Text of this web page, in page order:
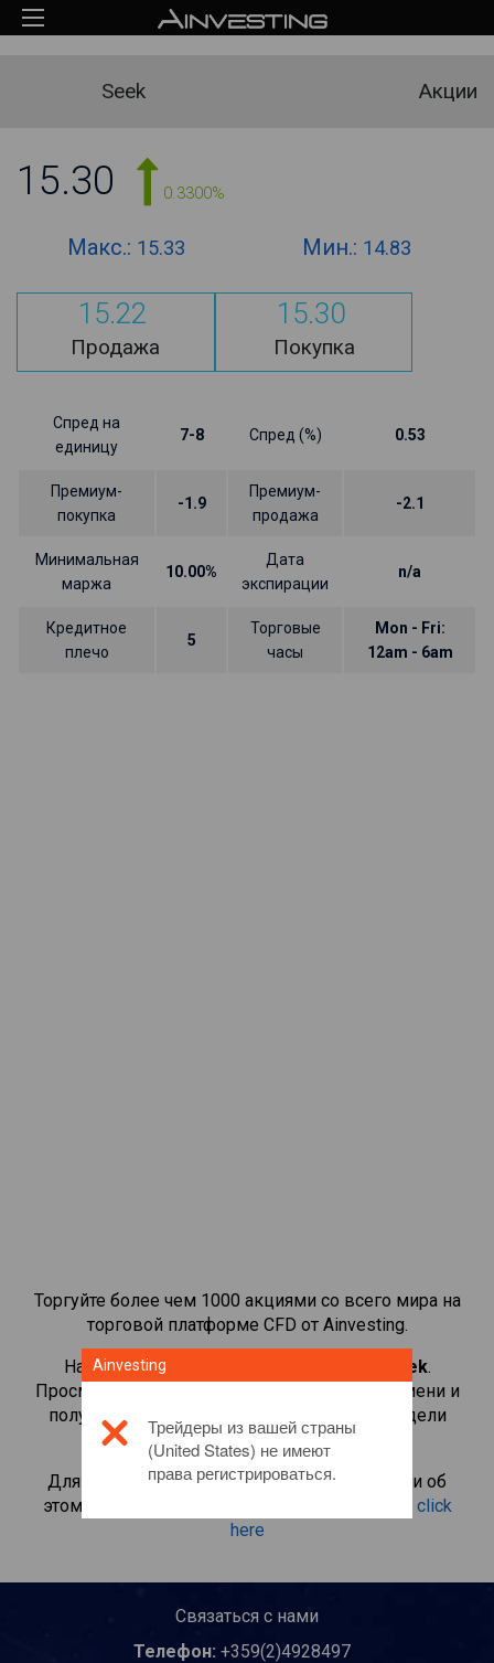
Seek Акции
15.30 0.3300%
Макс.: 15.33 Мин.: 14.83
15.22
Продажа
15.30
Покупка
Спред на
единицу
7-8 Спред (%) 0.53
Премиум-
покупка
-1.9
Премиум-
продажа
-2.1
Минимальная
маржа
10.00%
Дата
экспирации
n/a
Кредитное
плечо
5
Торговые
часы
Mon - Fri:
12am - 6am
Торгуйте более чем 1000 акциями со всего мира на
торговой платформе CFD от Ainvesting.
Начать торговать CFD-контрактами на
Seek.
Просматривайте котировки в реальном времени и
получайте дивиденды, как если бы вы владели
самой акцией.
Для получения дополнительной информации об
этом инвестиционном продукте, пожалуйста click
here
Связаться с нами
Телефон: +359(2)4928497
Ainvesting
Трейдеры из вашей страны
(United States) не имеют
права регистрироваться.